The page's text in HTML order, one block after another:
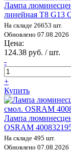
Лампа
линейная T8 G13
На складе 26653 шт.
Обновлено 07.08.2026
Цена:
124.38 руб. / шт.
-
+
Купить
Лампа
OSRAM
На складе 495 шт.
Обновлено 07.08.2026